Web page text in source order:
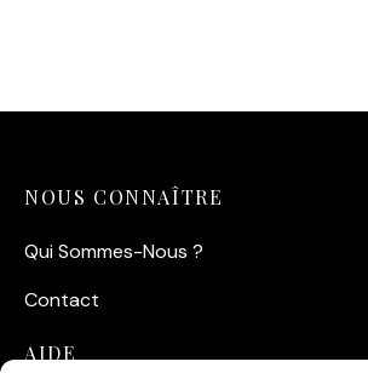
NOUS CONNAÎTRE
Qui Sommes-Nous ?
Contact
AIDE